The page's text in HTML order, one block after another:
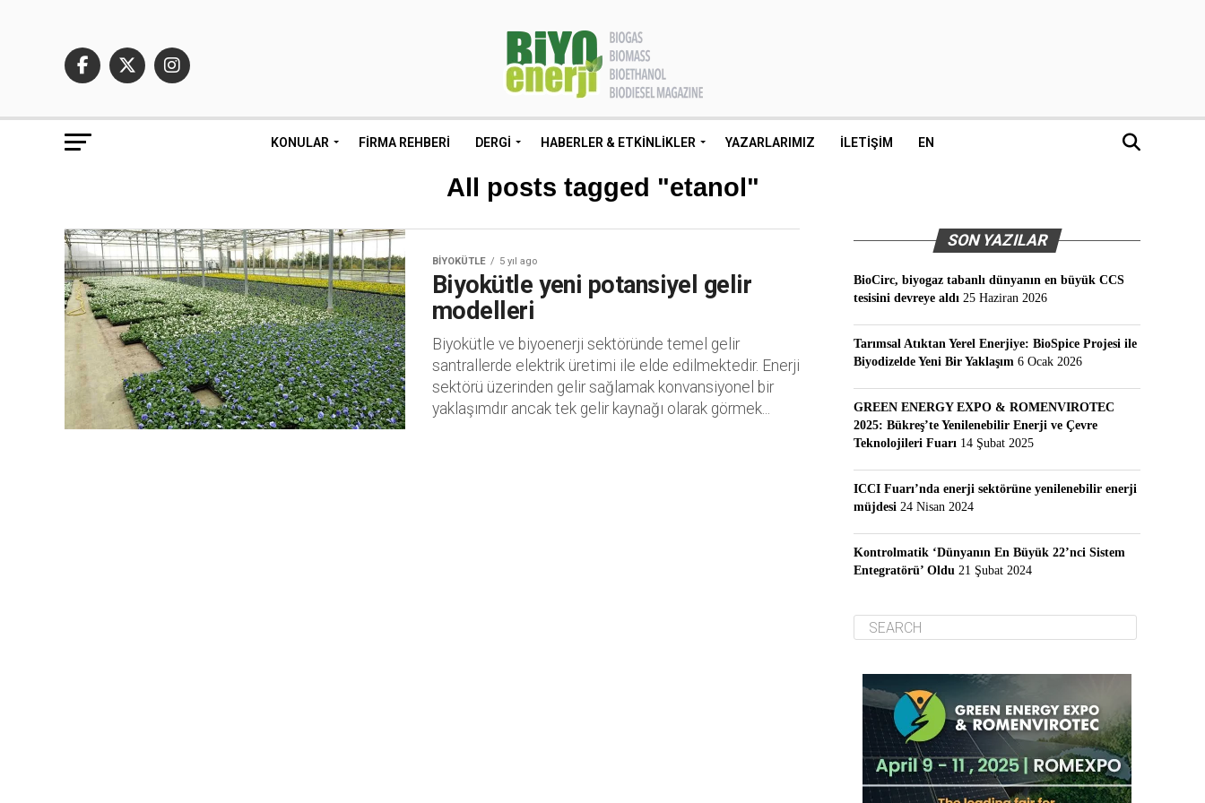
KONULAR FIRMA REHBERI DERGI HABERLER & ETKINLIKLER YAZARLARIMIZ İLETIŞIM EN
All posts tagged "etanol"
BIYOKÜTLE 5 yıl ago
Biyokütle yeni potansiyel gelir
modelleri
Biyokütle ve biyoenerji sektöründe temel gelir
santrallerde elektrik üretimi ile elde edilmektedir. Enerji
sektörü üzerinden gelir sağlamak konvansiyonel bir
yaklaşımdır ancak tek gelir kaynağı olarak görmek...
SON YAZILAR
BioCirc, biyogaz tabanlı dünyanın en büyük CCS
tesisini devreye aldı 25 Haziran 2026
Tarımsal Atıktan Yerel Enerjiye: BioSpice Projesi ile
Biyodizelde Yeni Bir Yaklaşım 6 Ocak 2026
GREEN ENERGY EXPO & ROMENVIROTEC
2025: Bükreş’te Yenilenebilir Enerji ve Çevre
Teknolojileri Fuarı 14 Şubat 2025
ICCI Fuarı’nda enerji sektörüne yenilenebilir enerji
müjdesi 24 Nisan 2024
Kontrolmatik ‘Dünyanın En Büyük 22’nci Sistem
Entegratörü’ Oldu 21 Şubat 2024